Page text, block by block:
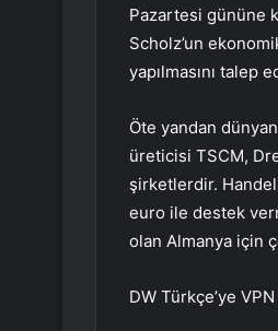
Pazartesi gününe
Scholz’un
yapılmasını talep
Öte yandan
üreticisi TSCM,
şirketlerdir.
euro ile destek
olan Almanya için
DW Türkçe’ye